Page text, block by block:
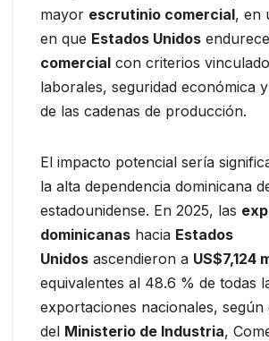
mayor escrutinio comercial, en
en que Estados Unidos
comercial con criterios
laborales, seguridad económica
de las cadenas de producción.
El impacto potencial sería
la alta dependencia dominicana
estadounidense. En 2025, las
dominicanas hacia Estados
Unidos ascendieron a US$7,124
equivalentes al 48.6 % de todas
exportaciones nacionales, según
del Ministerio de Industria,